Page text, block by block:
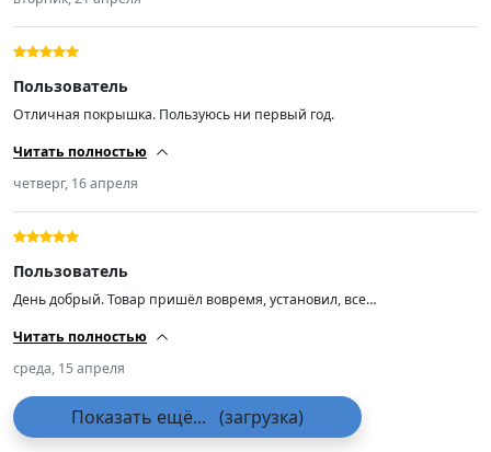
Пользователь
Отличная покрышка. Пользуюсь ни первый год.
Читать полностью
четверг, 16 апреля
Пользователь
День добрый. Товар пришёл вовремя, установил, все
Читать полностью
среда, 15 апреля
Показать ещё... (загрузка)